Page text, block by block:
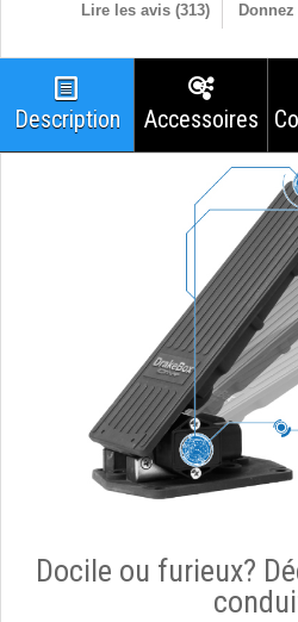
Lire les avis (313)
Description Accessoires
Docile ou furieux?